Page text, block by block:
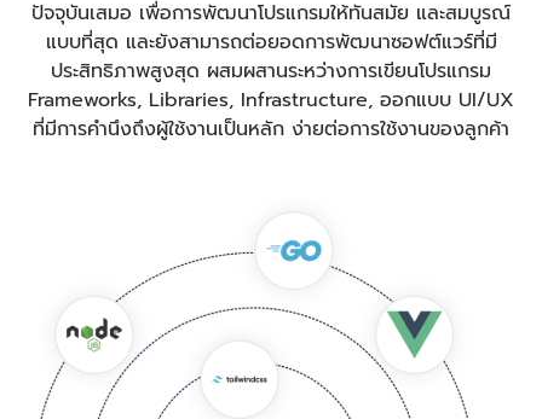
ปัจจุบันเสมอ เพื่อการพัฒนาโปรแกรมให้ทันสมัย และสมบูรณ์
แบบที่สุด และยังสามารถต่อยอดการพัฒนาซอฟต์แวร์ที่มี
ประสิทธิภาพสูงสุด ผสมผสานระหว่างการเขียนโปรแกรม
Frameworks, Libraries, Infrastructure, ออกแบบ UI/UX
ที่มีการคำนึงถึงผู้ใช้งานเป็นหลัก ง่ายต่อการใช้งานของลูกค้า